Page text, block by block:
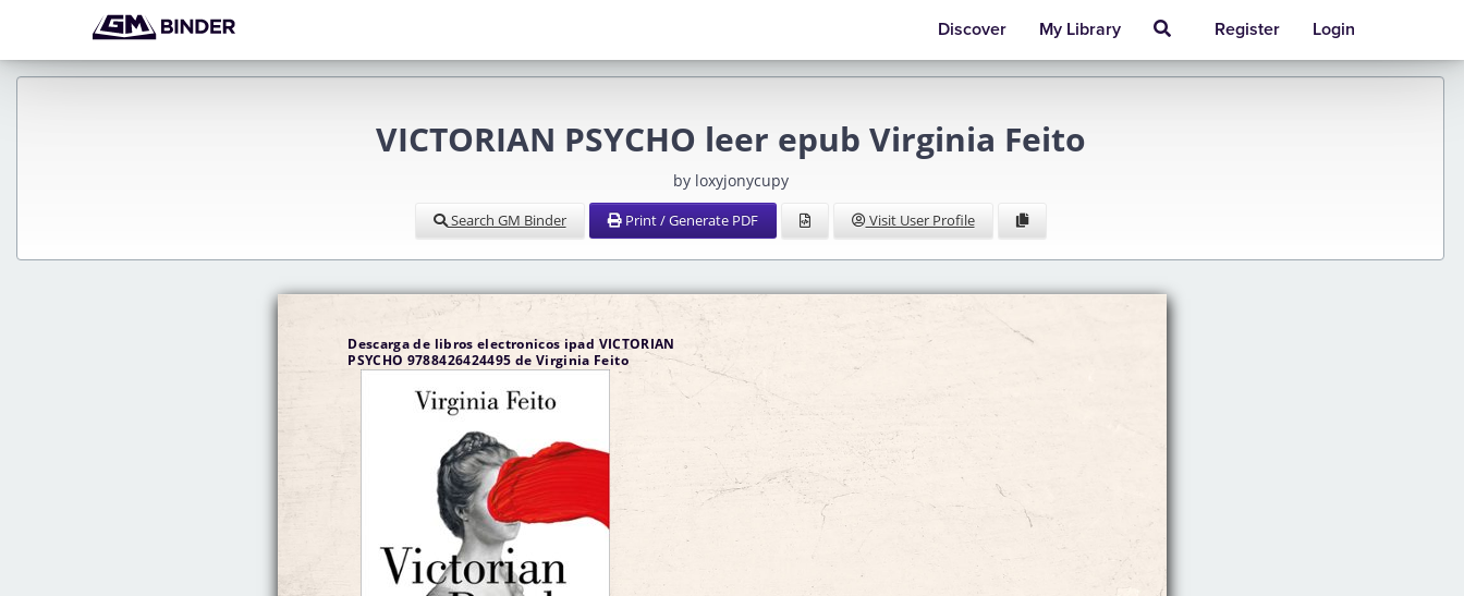
Discover My Library Register Login
VICTORIAN PSYCHO leer epub Virginia Feito
by loxyjonycupy
Search GM Binder Print / Generate PDF Visit User Profile
Descarga de libros electronicos ipad VICTORIAN
PSYCHO 9788426424495 de Virginia Feito